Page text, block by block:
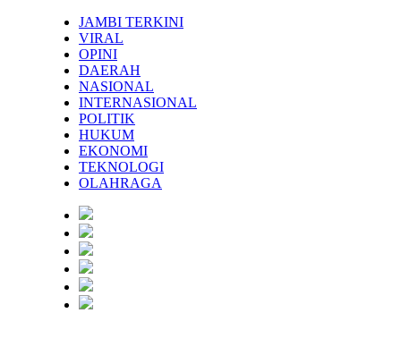
JAMBI TERKINI
VIRAL
OPINI
DAERAH
NASIONAL
INTERNASIONAL
POLITIK
HUKUM
EKONOMI
TEKNOLOGI
OLAHRAGA